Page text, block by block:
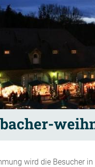
wird die Besucher